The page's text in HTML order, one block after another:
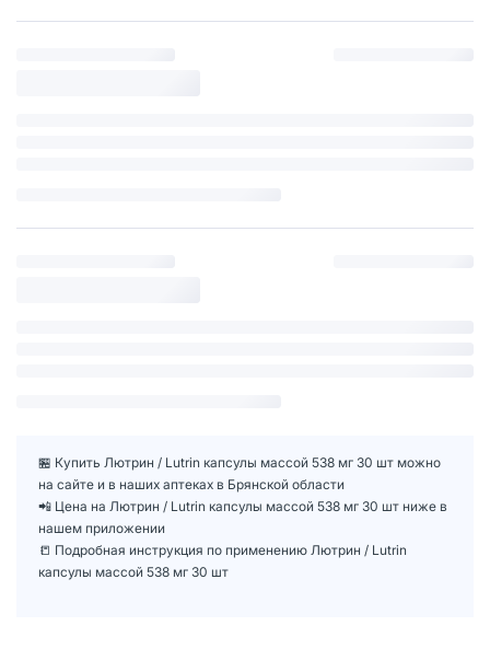
🏪 Купить Лютрин / Lutrin капсулы массой 538 мг 30 шт можно
на сайте и в наших аптеках в Брянской области
📲 Цена на Лютрин / Lutrin капсулы массой 538 мг 30 шт ниже в
нашем приложении
📒 Подробная инструкция по применению Лютрин / Lutrin
капсулы массой 538 мг 30 шт